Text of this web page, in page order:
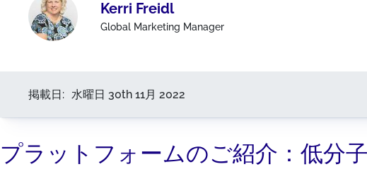
Kerri Freidl
Global Marketing Manager
掲載日: 水曜日 30th 11月 2022
プラットフォームのご紹介：低分